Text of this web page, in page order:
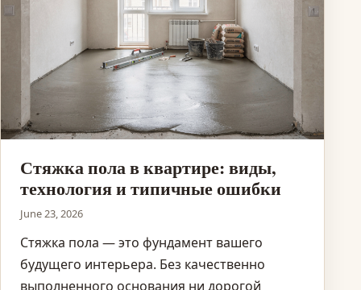
Стяжка пола в квартире: виды,
технология и типичные ошибки
June 23, 2026
Стяжка пола — это фундамент вашего
будущего интерьера. Без качественно
выполненного основания ни дорогой